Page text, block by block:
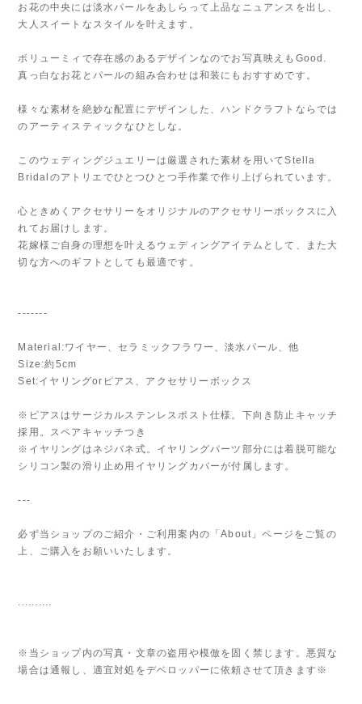
お花の中央には淡水パールをあしらって上品なニュアンスを出し、
大人スイートなスタイルを叶えます。
ボリューミィで存在感のあるデザインなのでお写真映えもGood.
真っ白なお花とパールの組み合わせは和装にもおすすめです。
様々な素材を絶妙な配置にデザインした、ハンドクラフトならでは
のアーティスティックなひとしな。
このウェディングジュエリーは厳選された素材を用いてStella
Bridalのアトリエでひとつひとつ手作業で作り上げられています。
心ときめくアクセサリーをオリジナルのアクセサリーボックスに入
れてお届けします。
花嫁様ご自身の理想を叶えるウェディングアイテムとして、また大
切な方へのギフトとしても最適です。
-------
Material:ワイヤー、セラミックフラワー、淡水パール、他
Size:約5cm
Set:イヤリングorピアス、アクセサリーボックス
※ピアスはサージカルステンレスポスト仕様。下向き防止キャッチ
採用。スペアキャッチつき
※イヤリングはネジバネ式。イヤリングパーツ部分には着脱可能な
シリコン製の滑り止め用イヤリングカバーが付属します。
---
必ず当ショップのご紹介・ご利用案内の「About」ページをご覧の
上、ご購入をお願いいたします。
※当ショップ内の写真・文章の盗用や模倣を固く禁じます。悪質な
場合は通報し、適宜対処をデベロッパーに依頼させて頂きます※